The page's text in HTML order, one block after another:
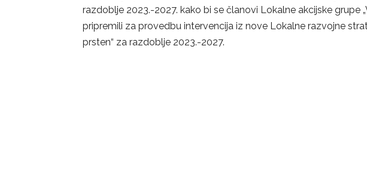
razdoblje 2023.-2027. kako bi se članovi Lokalne akcijske grupe
pripremili za provedbu intervencija iz nove Lokalne razvojne
prsten“ za razdoblje 2023.-2027.